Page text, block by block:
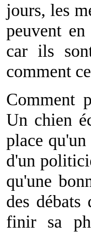
jours, les
peuvent
car ils
comment
Comment
Un chien
place
d'un
qu'une
des
finir sa